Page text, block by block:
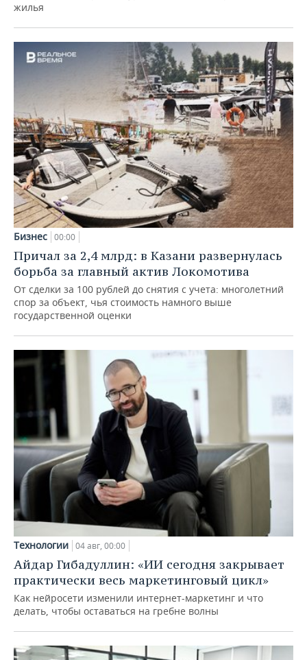
жилья
Бизнес 00:00
Причал за 2,4 млрд: в Казани развернулась
борьба за главный актив Локомотива
От сделки за 100 рублей до снятия с учета: многолетний
спор за объект, чья стоимость намного выше
государственной оценки
Технологии 04 авг, 00:00
Айдар Гибадуллин: «ИИ сегодня закрывает
практически весь маркетинговый цикл»
Как нейросети изменили интернет-маркетинг и что
делать, чтобы оставаться на гребне волны